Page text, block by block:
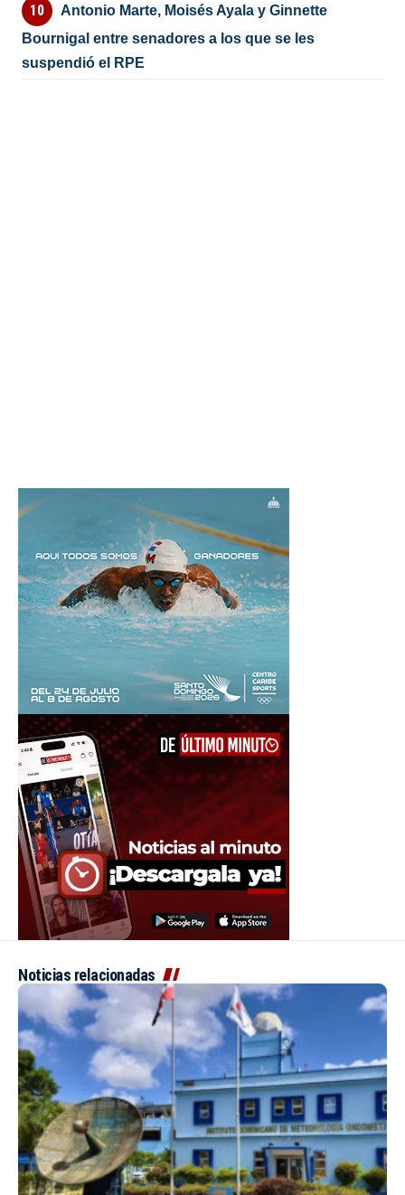
Antonio Marte, Moisés Ayala y Ginnette
Bournigal entre senadores a los que se les
suspendió el RPE
Noticias relacionadas